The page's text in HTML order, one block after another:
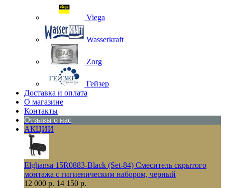
Viega
Wasserkraft
Zorg
Гейзер
Доставка и оплата
О магазине
Контакты
Отзывы о нас
АКЦИИ
Elghansa 15R0883-Black (Set-84) Смеситель скрытого
монтажа с гигиеническим набором, черный
12 000 р. 14 150 р.